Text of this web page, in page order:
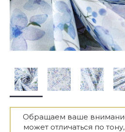
Обращаем ваше
может отличаться по